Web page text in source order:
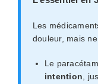
Les
douleur, mais
Le
intention ,